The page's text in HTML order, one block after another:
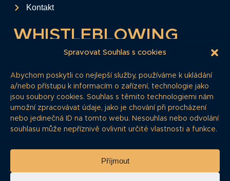
Spravovat Souhlas s cookies
Abychom poskytli co nejlepší služby, používáme k ukládání
a/nebo přístupu k informacím o zařízení, technologie jako
jsou soubory cookies. Souhlas s těmito technologiemi nám
umožní zpracovávat údaje, jako je chování při procházení
nebo jedinečná ID na tomto webu. Nesouhlas nebo odvolání
souhlasu může nepříznivě ovlivnit určité vlastnosti a funkce.
Příjmout
Kontakt
WHISTLEBLOWING
Tento formulář slouží k anonymnímu zaslání
dluhopisům.
Pokud si myslíte, že máte informace, o
kterých by redakce měla vědět, zde nám je
můžete poskytnout.